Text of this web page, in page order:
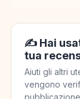
✍️ Hai
tua
Aiuti gli altri
vengono